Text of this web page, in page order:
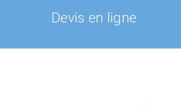
Devis en ligne